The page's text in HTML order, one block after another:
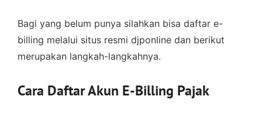
Bagi yang belum punya silahkan bisa daftar e-
billing melalui situs resmi djponline dan berikut
merupakan langkah-langkahnya.
Cara Daftar Akun E-Billing Pajak